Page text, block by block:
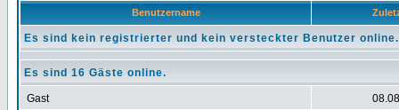
Benutzername
Es sind kein registrierter und kein versteckter Benutzer online.
Es sind 16 Gäste online.
Gast